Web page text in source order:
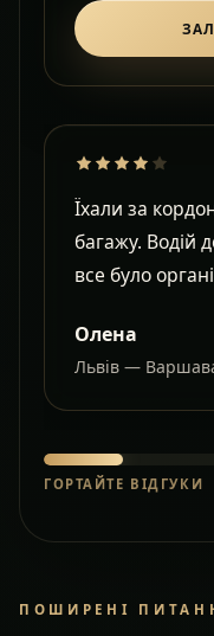
Їхали за
багажу. Водій
все було
Олена
Львів —
ГОРТАЙТЕ ВІДГУКИ
ПОШИРЕНІ